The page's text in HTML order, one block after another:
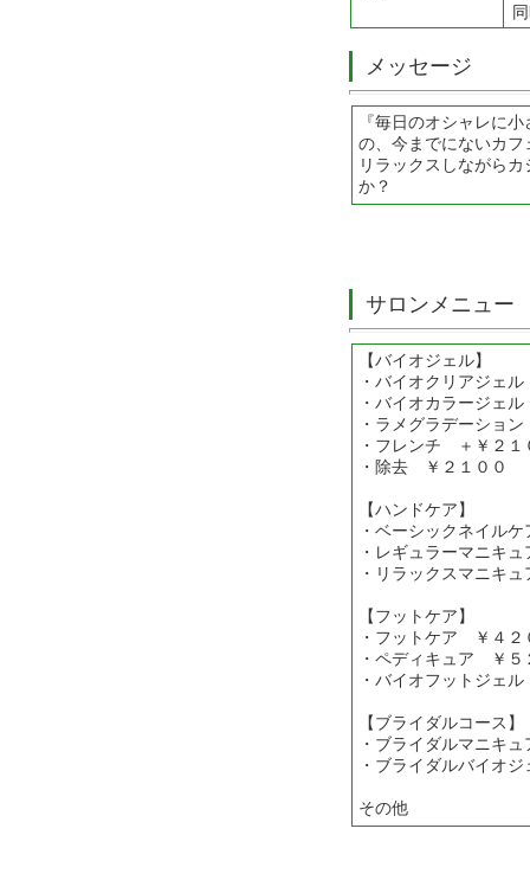
メッセージ
『毎日のオシャレに
の、今までにないカ
リラックスしながら
か？
サロンメニュー
【バイオジェル】
・バイオクリアジェ
・バイオカラージェ
・ラメグラデーショ
・フレンチ ＋￥２１
・除去 ￥２１００
【ハンドケア】
・ベーシックネイル
・レギュラーマニキ
・リラックスマニキ
【フットケア】
・フットケア ￥４２
・ペディキュア ￥５
・バイオフットジェ
【ブライダルコース】
・ブライダルマニキ
・ブライダルバイオ
その他